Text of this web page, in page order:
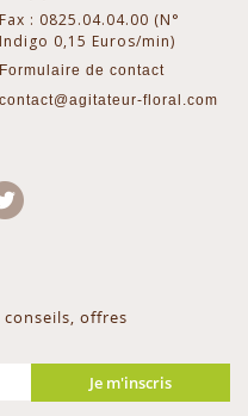
Fax : 0825.04.04.00 (N°
Indigo 0,15 Euros/min)
Formulaire de contact
contact@agitateur-floral.com
offres
Je m'inscris